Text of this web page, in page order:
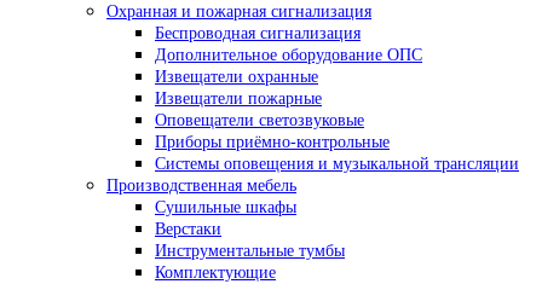
Охранная и пожарная сигнализация
Беспроводная сигнализация
Дополнительное оборудование ОПС
Извещатели охранные
Извещатели пожарные
Оповещатели светозвуковые
Приборы приёмно-контрольные
Системы оповещения и музыкальной трансляции
Производственная мебель
Cушильные шкафы
Верстаки
Инструментальные тумбы
Комплектующие